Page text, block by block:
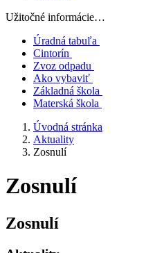
Užitočné informácie…
Úradná tabuľa
Cintorín
Zvoz odpadu
Ako vybaviť
Základná škola
Materská škola
Úvodná stránka
Aktuality
Zosnulí
Zosnulí
Zosnulí